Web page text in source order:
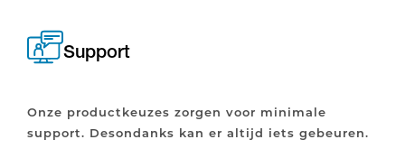
Support
Onze productkeuzes zorgen voor minimale
support. Desondanks kan er altijd iets gebeuren.